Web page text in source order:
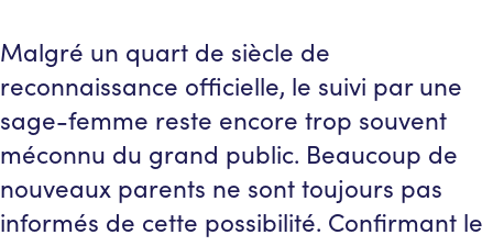
Malgré un quart de siècle de
reconnaissance officielle, le suivi par une
sage-femme reste encore trop souvent
méconnu du grand public. Beaucoup de
nouveaux parents ne sont toujours pas
informés de cette possibilité. Confirmant le